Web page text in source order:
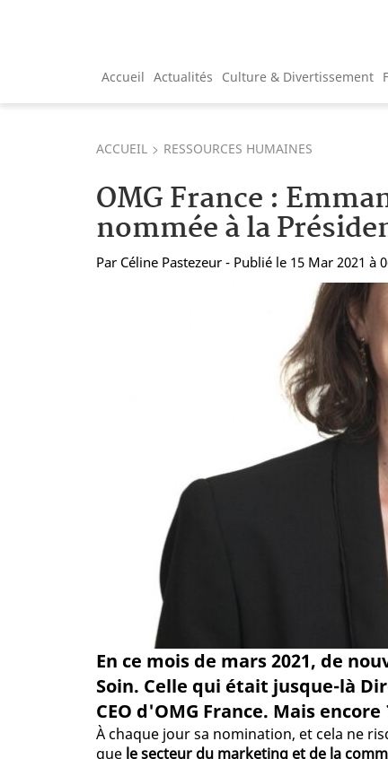
Accueil Actualités Culture & Divertissement
ACCUEIL RESSOURCES HUMAINES
OMG France :
nommée à la
Par Céline Pastezeur - Publié le 15 Mar 2021 à
En ce mois de mars 2021, de
Soin. Celle qui était jusque-là
CEO d'OMG France. Mais encore
À chaque jour sa nomination, et cela ne
que le secteur du marketing et de la